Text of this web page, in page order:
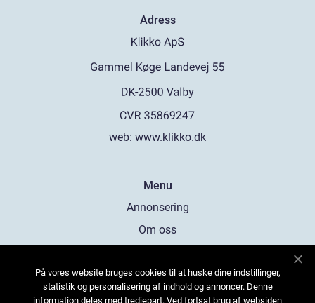
Adress
web: www.klikko.dk
Menu
Annonsering
Om oss
Kontakta oss
Sitemap
På vores website bruges cookies til at huske dine indstillinger,
statistik og personalisering af indhold og annoncer. Denne
information deles med tredjepart. Ved fortsat brug af websiden